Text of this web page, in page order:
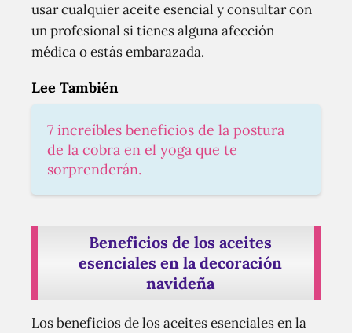
usar cualquier aceite esencial y consultar con
un profesional si tienes alguna afección
médica o estás embarazada.
Lee También
7 increíbles beneficios de la postura
de la cobra en el yoga que te
sorprenderán.
Beneficios de los aceites
esenciales en la decoración
navideña
Los beneficios de los aceites esenciales en la